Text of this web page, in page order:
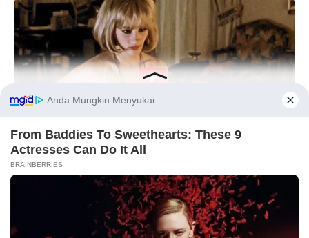
PRIVACY POLICY DISCLAIMER HUBUNGI KAMI IKLAN
BUZZDAY
Co-stars Who Lost Control While Kissing Each Other
Before You Go